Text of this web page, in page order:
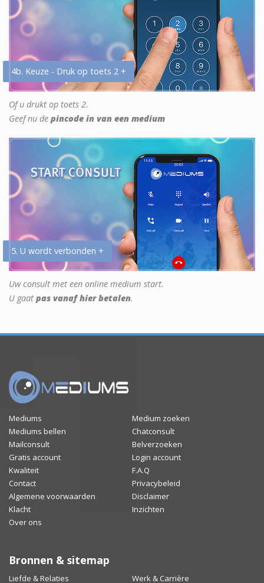
4b. Keuze - Druk op toets 2 +
Of u drukt op toets 2.
Geef nu de pincode in van een medium
5. U wordt verbonden +
Uw consult met een online medium start.
U gaat pas vanaf hier betalen.
Mediums
Medium zoeken
Mediums bellen
Chatconsult
Mailconsult
Belverzoeken
Gratis account
Login account
Kwaliteit
F.A.Q
Contact
Privacybeleid
Algemene voorwaarden
Disclaimer
Klacht
Inzichten
Over ons
Bronnen & sitemap
Liefde & Relaties Werk & Carrière